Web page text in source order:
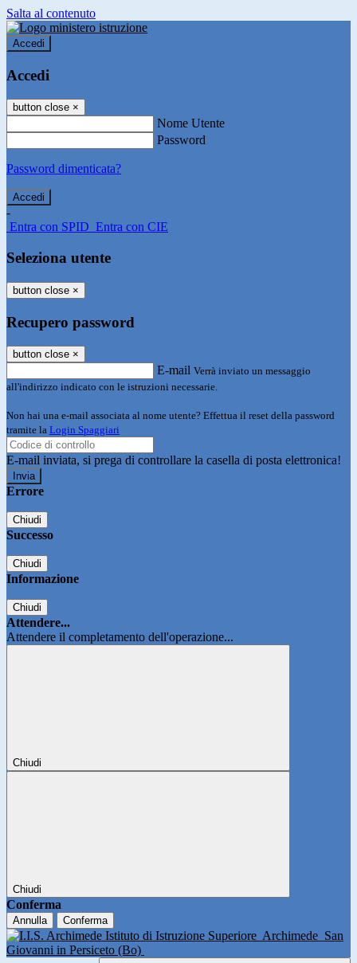
Salta al contenuto
Accedi
Accedi
button close ×
Nome Utente
Password
Password dimenticata?
-
Entra con SPID Entra con CIE
Seleziona utente
button close ×
Recupero password
button close ×
E-mail Verrà inviato un messaggio
all'indirizzo indicato con le istruzioni necessarie.
Non hai una e-mail associata al nome utente? Effettua il reset della password
tramite la Login Spaggiari
E-mail inviata, si prega di controllare la casella di posta elettronica!
Errore
Chiudi
Successo
Chiudi
Informazione
Chiudi
Attendere...
Attendere il completamento dell'operazione...
Chiudi
Chiudi
Conferma
Annulla Conferma
Istituto di Istruzione Superiore Archimede San
Giovanni in Persiceto (Bo)